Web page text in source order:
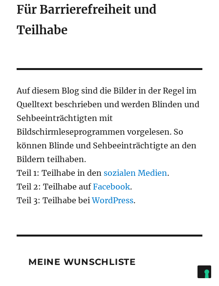
Für Barrierefreiheit und
Teilhabe
Auf diesem Blog sind die Bilder in der Regel im
Quelltext beschrieben und werden Blinden und
Sehbeeinträchtigten mit
Bildschirmleseprogrammen vorgelesen. So
können Blinde und Sehbeeinträchtigte an den
Bildern teilhaben.
Teil 1: Teilhabe in densozialen Medien.
Teil 2: Teilhabe aufFacebook.
Teil 3: Teilhabe beiWordPress.
MEINE WUNSCHLISTE